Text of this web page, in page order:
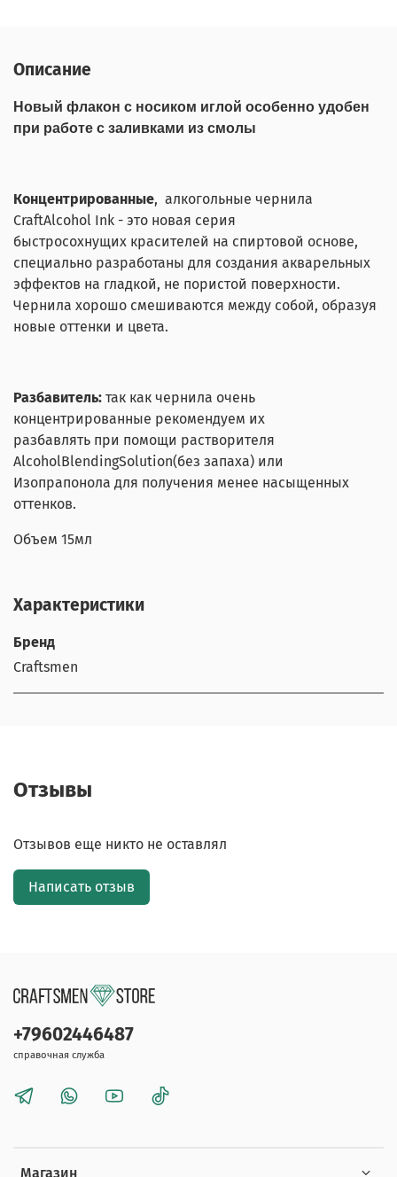
Описание
Новый флакон с носиком иглой особенно удобен
при работе с заливками из смолы
Концентрированные, алкогольные чернила
CraftAlcohol Ink - это новая серия
быстросохнущих красителей на спиртовой основе,
специально разработаны для создания акварельных
эффектов на гладкой, не пористой поверхности.
Чернила хорошо смешиваются между собой, образуя
новые оттенки и цвета.
Разбавитель: так как чернила очень
концентрированные рекомендуем их
разбавлять при помощи растворителя
AlcoholBlendingSolution(без запаха) или
Изопрапонола для получения менее насыщенных
оттенков.
Объем 15мл
Характеристики
Бренд
Craftsmen
Отзывы
Отзывов еще никто не оставлял
Написать отзыв
Магазин
+79602446487
справочная служба